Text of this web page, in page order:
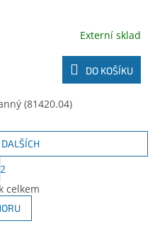
Externí sklad
DO KOŠÍKU
(81420.04)
2
celkem